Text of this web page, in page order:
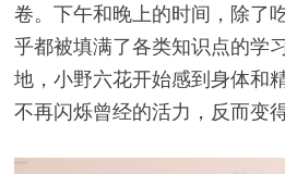
卷。下午和晚上的时间，除了
乎都被填满了各类知识点的学
地，小野六花开始感到身体和
不再闪烁曾经的活力，反而变